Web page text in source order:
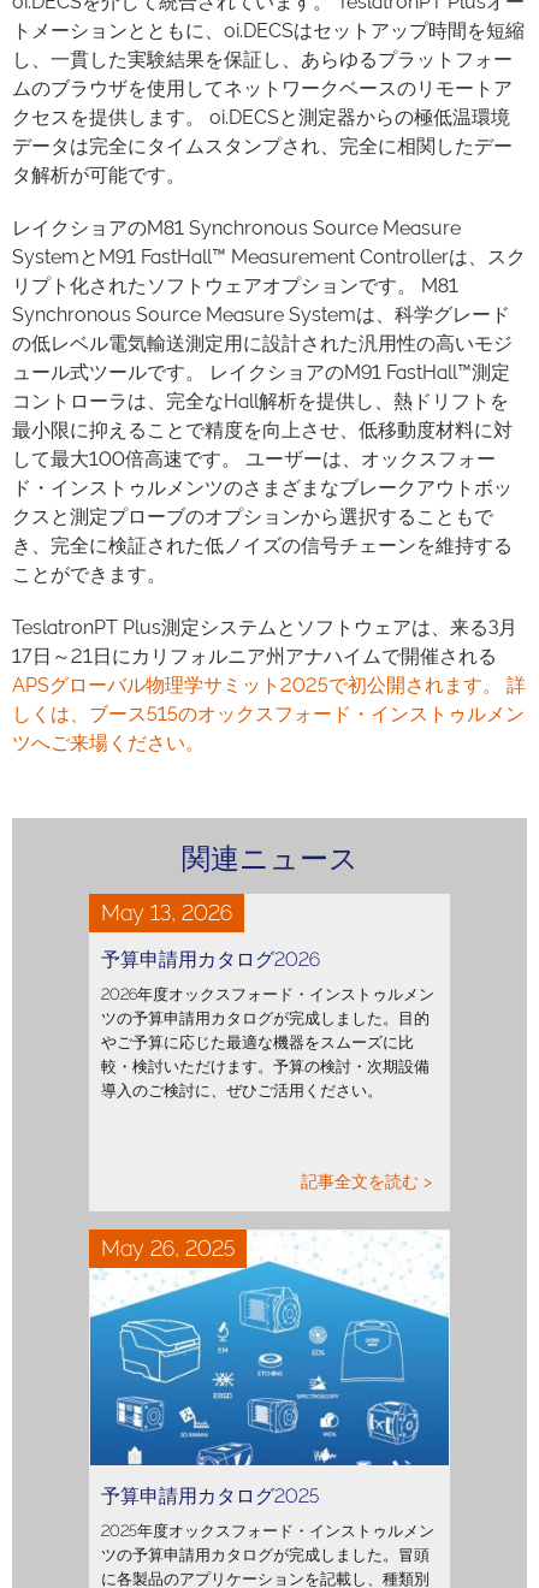
トメーションとともに、oi.DECSはセットアップ時間を短縮
し、一貫した実験結果を保証し、あらゆるプラットフォー
ムのブラウザを使用してネットワークベースのリモートア
クセスを提供します。 oi.DECSと測定器からの極低温環境
データは完全にタイムスタンプされ、完全に相関したデー
タ解析が可能です。
レイクショアのM81 Synchronous Source Measure
SystemとM91 FastHall™ Measurement Controllerは、スク
リプト化されたソフトウェアオプションです。 M81
Synchronous Source Measure Systemは、科学グレード
の低レベル電気輸送測定用に設計された汎用性の高いモジ
ュール式ツールです。 レイクショアのM91 FastHall™測定
コントローラは、完全なHall解析を提供し、熱ドリフトを
最小限に抑えることで精度を向上させ、低移動度材料に対
して最大100倍高速です。 ユーザーは、オックスフォー
ド・インストゥルメンツのさまざまなブレークアウトボッ
クスと測定プローブのオプションから選択することもで
き、完全に検証された低ノイズの信号チェーンを維持する
ことができます。
TeslatronPT Plus測定システムとソフトウェアは、来る3月
17日～21日にカリフォルニア州アナハイムで開催される
APSグローバル物理学サミット2025で初公開されます。 詳
しくは、ブース515のオックスフォード・インストゥルメン
ツへご来場ください。
関連ニュース
May 13, 2026
予算申請用カタログ2026
2026年度オックスフォード・インストゥルメン
ツの予算申請用カタログが完成しました。目的
やご予算に応じた最適な機器をスムーズに比
較・検討いただけます。予算の検討・次期設備
導入のご検討に、ぜひご活用ください。
記事全文を読む >
May 26, 2025
予算申請用カタログ2025
2025年度オックスフォード・インストゥルメン
ツの予算申請用カタログが完成しました。冒頭
に各製品のアプリケーションを記載し、種類別